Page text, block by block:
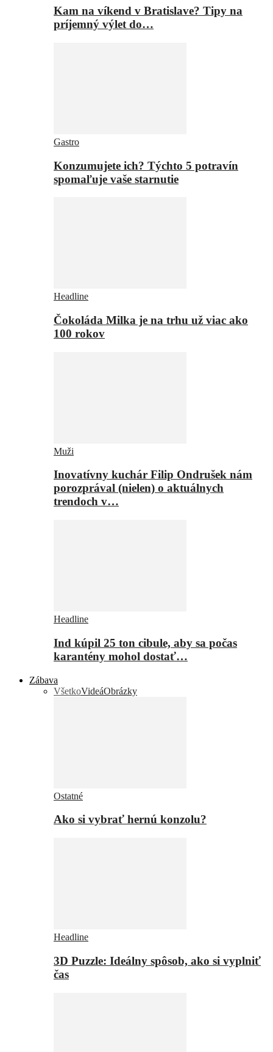
Kam na víkend v Bratislave? Tipy na
príjemný výlet do…
Gastro
Konzumujete ich? Týchto 5 potravín
spomaľuje vaše starnutie
Headline
Čokoláda Milka je na trhu už viac ako
100 rokov
Muži
Inovatívny kuchár Filip Ondrušek nám
porozprával (nielen) o aktuálnych
trendoch v…
Headline
Ind kúpil 25 ton cibule, aby sa počas
karantény mohol dostať…
Zábava
VšetkoVideáObrázky
Ostatné
Ako si vybrať hernú konzolu?
Headline
3D Puzzle: Ideálny spôsob, ako si vyplniť
čas